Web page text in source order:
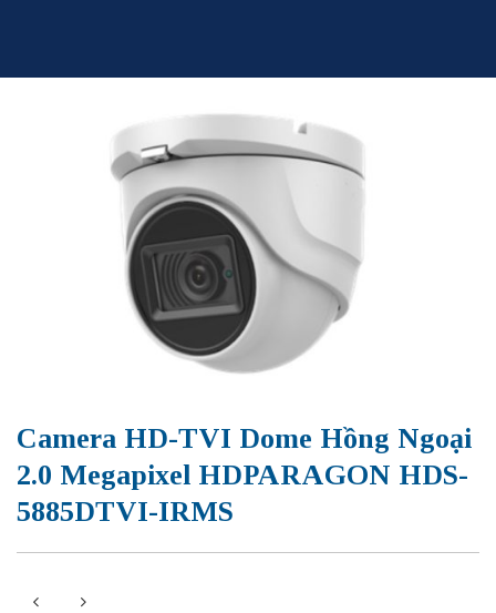
Camera HD-TVI Dome Hồng Ngoại
2.0 Megapixel HDPARAGON HDS-
5885DTVI-IRMS